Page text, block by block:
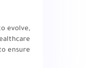
evolve,
ensure